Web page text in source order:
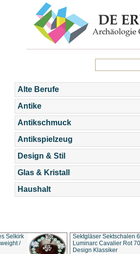
Alte Berufe
Antike
Antikschmuck
Antikspielzeug
Design & Stil
Glas & Kristall
Haushalt
Selkirk
/
Sektgläser Sektschalen
Luminarc Cavalier Rot
Design Klassiker